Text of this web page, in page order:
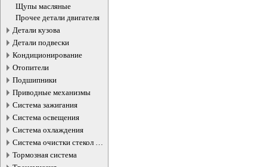
Щупы масляные
Прочее детали двигателя
Детали кузова
Детали подвески
Кондиционирование
Отопители
Подшипники
Приводные механизмы
Система зажигания
Система освещения
Система охлаждения
Система очистки стекол и
фар
Тормозная система